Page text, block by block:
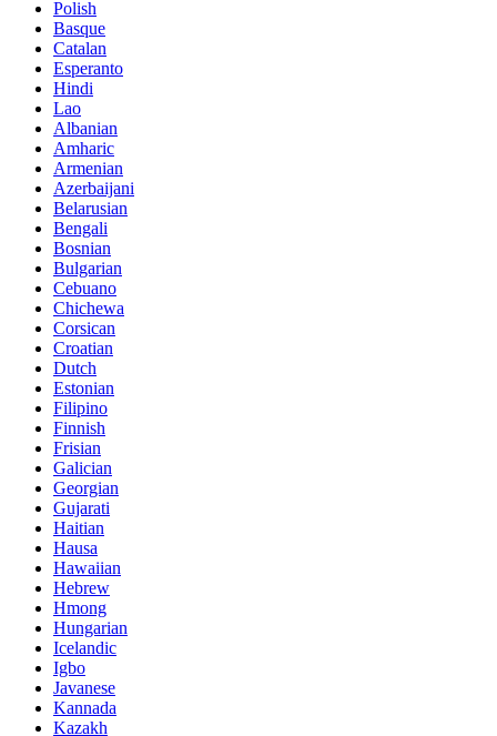
Polish
Basque
Catalan
Esperanto
Hindi
Lao
Albanian
Amharic
Armenian
Azerbaijani
Belarusian
Bengali
Bosnian
Bulgarian
Cebuano
Chichewa
Corsican
Croatian
Dutch
Estonian
Filipino
Finnish
Frisian
Galician
Georgian
Gujarati
Haitian
Hausa
Hawaiian
Hebrew
Hmong
Hungarian
Icelandic
Igbo
Javanese
Kannada
Kazakh